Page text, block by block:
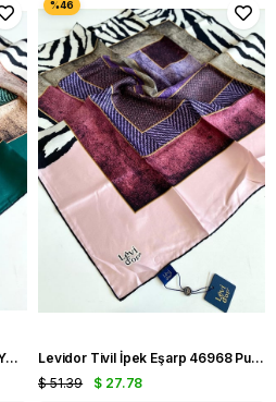
Levidor Tivil İpek Eşarp 46967 Yeşil Karışık Desen
Levidor Tivil İpek Eşarp 46968 Pudra Karışık Desen
$ 27.78
$ 51.39